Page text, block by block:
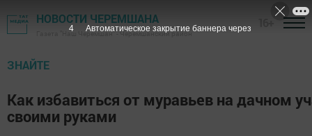
НОВОСТИ ЧЕРЕМШАНА
Газета "Наш Черемшан" - Черемшанский район
ЗНАЙТЕ
Как избавиться от муравьев на дачном
своими руками
3 Автоматическое закрытие баннера через